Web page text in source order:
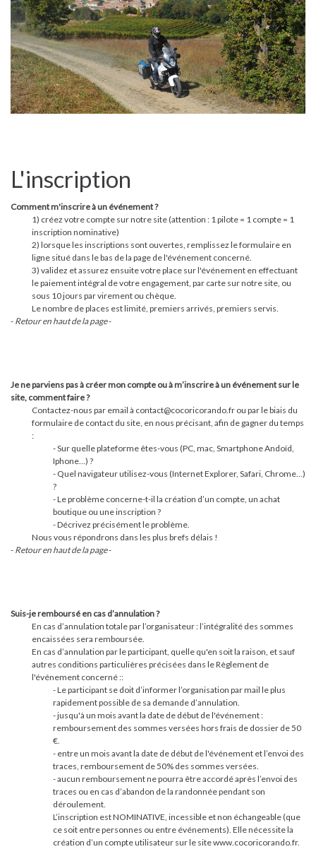
L'inscription
Comment m'inscrire à un événement ?
1) créez votre compte sur notre site (attention : 1 pilote = 1 compte = 1
inscription nominative)
2) lorsque les inscriptions sont ouvertes, remplissez le formulaire en
ligne situé dans le bas de la page de l'événement concerné.
3) validez et assurez ensuite votre place sur l'événement en effectuant
le paiement intégral de votre engagement, par carte sur notre site, ou
sous 10 jours par virement ou chèque.
Le nombre de places est limité, premiers arrivés, premiers servis.
- Retour en haut de la page-
Je ne parviens pas à créer mon compte ou à m’inscrire à un événement sur le
site, comment faire ?
Contactez-nous par email à contact@cocoricorando.fr ou par le biais du
formulaire de contact du site, en nous précisant, afin de gagner du temps
:
- Sur quelle plateforme êtes-vous (PC, mac, Smartphone Andoïd,
Iphone…) ?
- Quel navigateur utilisez-vous (Internet Explorer, Safari, Chrome…)
?
- Le problème concerne-t-il la création d’un compte, un achat
boutique ou une inscription ?
- Décrivez précisément le problème.
Nous vous répondrons dans les plus brefs délais !
- Retour en haut de la page-
Suis-je remboursé en cas d’annulation ?
En cas d’annulation totale par l’organisateur : l’intégralité des sommes
encaissées sera remboursée.
En cas d’annulation par le participant, quelle qu'en soit la raison, et sauf
autres conditions particulières précisées dans le Règlement de
l'événement concerné ::
- Le participant se doit d’informer l’organisation par mail le plus
rapidement possible de sa demande d’annulation.
- jusqu'à un mois avant la date de début de l'événement :
remboursement des sommes versées hors frais de dossier de 50
€.
- entre un mois avant la date de début de l'événement et l’envoi des
traces, remboursement de 50% des sommes versées.
- aucun remboursement ne pourra être accordé après l’envoi des
traces ou en cas d’abandon de la randonnée pendant son
déroulement.
L’inscription est NOMINATIVE, incessible et non échangeable (que
ce soit entre personnes ou entre événements). Elle nécessite la
création d’un compte utilisateur sur le site www.cocoricorando.fr.